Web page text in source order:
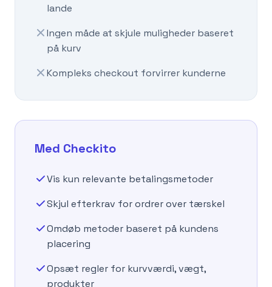
lande
Ingen måde at skjule muligheder baseret
på kurv
Kompleks checkout forvirrer kunderne
Med Checkito
Vis kun relevante betalingsmetoder
Skjul efterkrav for ordrer over tærskel
Omdøb metoder baseret på kundens
placering
Opsæt regler for kurvværdi, vægt,
produkter